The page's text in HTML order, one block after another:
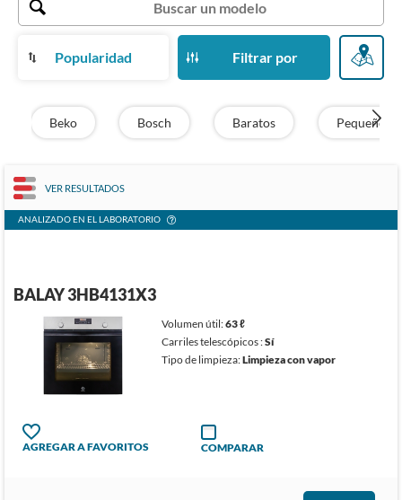
Popularidad Filtrar por
Beko Bosch Baratos Pequeños
VER RESULTADOS
ANALIZADO EN EL LABORATORIO
BALAY 3HB4131X3
Volumen útil:63 ℓ
Carriles telescópicos :Sí
Tipo de limpieza:Limpieza con vapor
AGREGAR A FAVORITOS COMPARAR